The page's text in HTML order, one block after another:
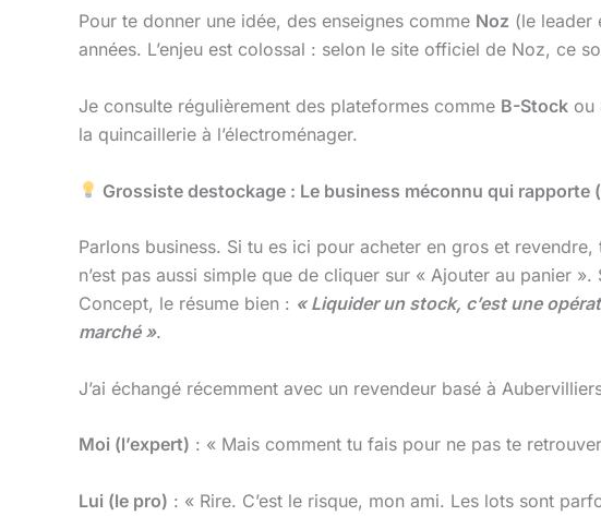
Pour te donner une idée, des enseignes comme Noz (le leader
années. L’enjeu est colossal : selon le site officiel de Noz, ce
Je consulte régulièrement des plateformes comme B-Stock ou
la quincaillerie à l’électroménager.
Grossiste destockage : Le business méconnu qui rapporte
Parlons business. Si tu es ici pour acheter en gros et revendre,
n’est pas aussi simple que de cliquer sur « Ajouter au panier
Concept, le résume bien : « Liquider un stock, c’est une
marché ».
J’ai échangé récemment avec un revendeur basé à
Moi (l’expert) : « Mais comment tu fais pour ne pas te
Lui (le pro) : « Rire. C’est le risque, mon ami. Les lots sont